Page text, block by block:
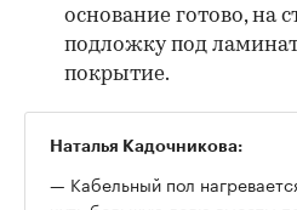
основание готово, на
подложку под
покрытие.
Наталья Кадочникова:
— Кабельный пол